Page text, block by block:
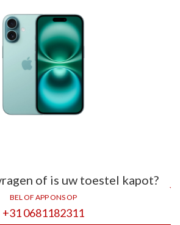
of is uw toestel kapot?
BEL OF APP ONS OP
+31 0681182311